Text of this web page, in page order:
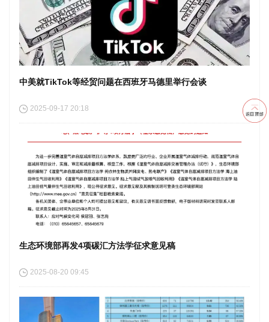
中美就TikTok等经贸问题在西班牙马德里举行会谈
2025-09-17 20:18
生态环境部再发4项碳汇方法学征求意见稿
2025-08-20 09:45